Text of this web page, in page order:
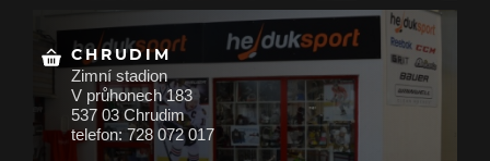
CHRUDIM
Zimní stadion
V průhonech 183
537 03 Chrudim
telefon: 728 072 017